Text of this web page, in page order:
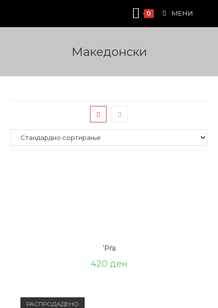
content
0 МЕНИ
Македонски
’Рѓа
420 ден
РАСПРОДАДЕНО